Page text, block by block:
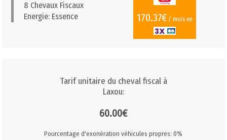
8 Chevaux Fiscaux
Energie: Essence
170.37€/ mois en
Tarif unitaire du cheval fiscal à
Laxou:
60.00€
Pourcentage d'exonération véhicules propres: 0%